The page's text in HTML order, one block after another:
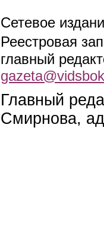
Сетевое
Реестровая
главный
Главный
Смирнова,